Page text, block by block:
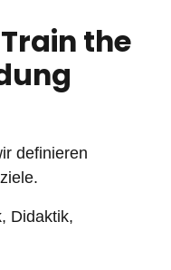
the
definieren
Didaktik,